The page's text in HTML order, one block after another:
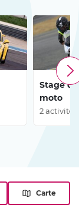
Stage
moto
2 activités
Carte